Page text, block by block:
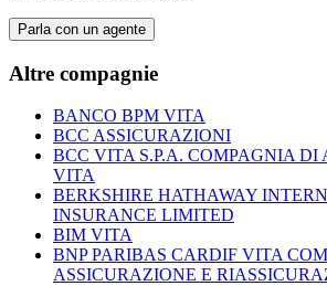
Parla con un agente
Altre compagnie
BANCO BPM VITA
BCC ASSICURAZIONI
BCC VITA S.P.A. COMPAGNIA DI
VITA
BERKSHIRE HATHAWAY
INSURANCE LIMITED
BIM VITA
BNP PARIBAS CARDIF VITA
ASSICURAZIONE E